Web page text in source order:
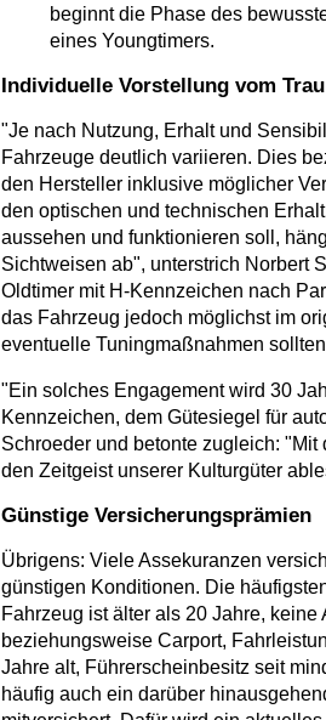
beginnt die Phase des
eines Youngtimers.
Individuelle Vorstellung vom
"Je nach Nutzung, Erhalt und
Fahrzeuge deutlich variieren. Dies
den Hersteller inklusive möglicher
den optischen und technischen
aussehen und funktionieren soll,
Sichtweisen ab", unterstrich Norbert
Oldtimer mit H-Kennzeichen nach
das Fahrzeug jedoch möglichst im
eventuelle Tuningmaßnahmen
"Ein solches Engagement wird 30
Kennzeichen, dem Gütesiegel für
Schroeder und betonte zugleich:
den Zeitgeist unserer Kulturgüter
Günstige Versicherungsprämien
Übrigens: Viele Assekuranzen
günstigen Konditionen. Die
Fahrzeug ist älter als 20 Jahre,
beziehungsweise Carport,
Jahre alt, Führerscheinbesitz seit
häufig auch ein darüber